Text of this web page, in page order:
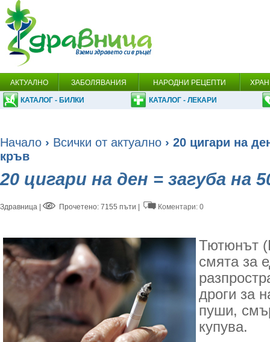
АКТУАЛНО ЗАБОЛЯВАНИЯ НАРОДНИ РЕЦЕПТИ
КАТАЛОГ - БИЛКИ КАТАЛОГ - ЛЕКАРИ
Начало › Всички от актуално › 20 цигари на
кръв
20 цигари на ден = загуба на
Здравница Прочетено: 7155 пъти | Коментари: 0
Тютюнът
смята за
дроги за
пуши,
купува.